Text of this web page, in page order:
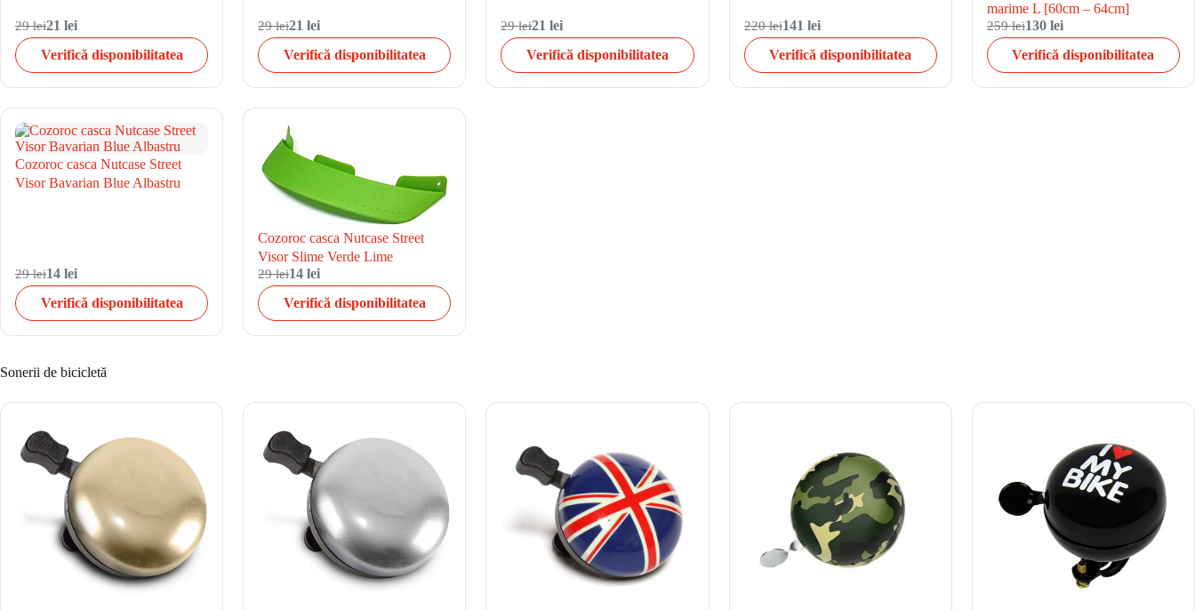
29 lei21 lei
Verifică disponibilitatea
29 lei21 lei
Verifică disponibilitatea
29 lei21 lei
Verifică disponibilitatea
220 lei141 lei
Verifică disponibilitatea
marime L [60cm – 64cm]
259 lei130 lei
Verifică disponibilitatea
Cozoroc casca Nutcase Street
Visor Bavarian Blue Albastru
29 lei14 lei
Verifică disponibilitatea
Cozoroc casca Nutcase Street
Visor Slime Verde Lime
29 lei14 lei
Verifică disponibilitatea
Sonerii de bicicletă